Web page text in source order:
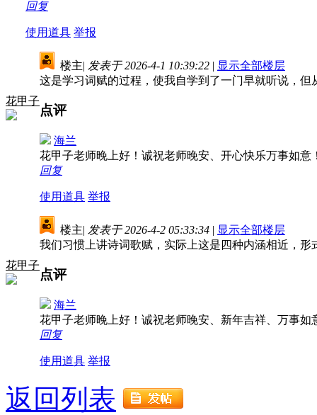
回复
使用道具 举报
花甲子
楼主| 发表于 2026-4-1 10:39:22 | 显示全部楼层
这是学习词赋的过程，使我自学到了一门早就听说，但
点评
海兰
花甲子老师晚上好！诚祝老师晚安、开心快乐万事如
回复
使用道具 举报
花甲子
楼主| 发表于 2026-4-2 05:33:34 | 显示全部楼层
我们习惯上讲诗词歌赋，实际上这是四种内涵相近，形
点评
海兰
花甲子老师晚上好！诚祝老师晚安、新年吉祥、万事
回复
使用道具 举报
返回列表